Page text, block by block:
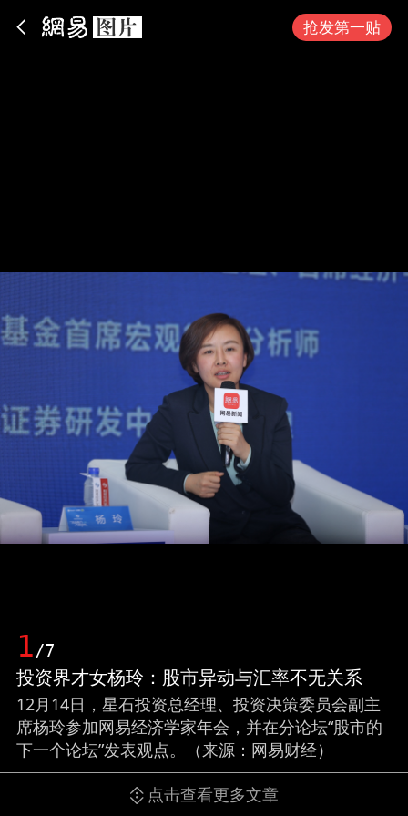
抢发第一贴
1/7
投资界才女杨玲：股市异动与汇率不无关系
12月14日，星石投资总经理、投资决策委员会副主
席杨玲参加网易经济学家年会，并在分论坛“股市的
下一个论坛”发表观点。（来源：网易财经）
点击查看更多文章